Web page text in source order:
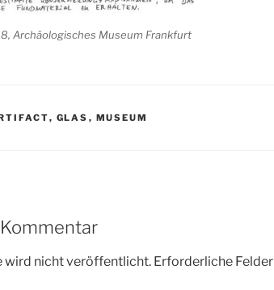
Archäologisches Museum Frankfurt
, GLAS , MUSEUM
wird nicht veröffentlicht. Erforderliche Felder